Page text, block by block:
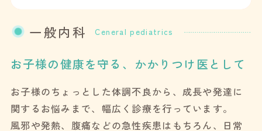
一般内科 Ceneral pediatrics
お子様の健康を守る、かかりつけ医として
お子様のちょっとした体調不良から、成長や発達に
関するお悩みまで、幅広く診療を行っています。
風邪や発熱、腹痛などの急性疾患はもちろん、日常